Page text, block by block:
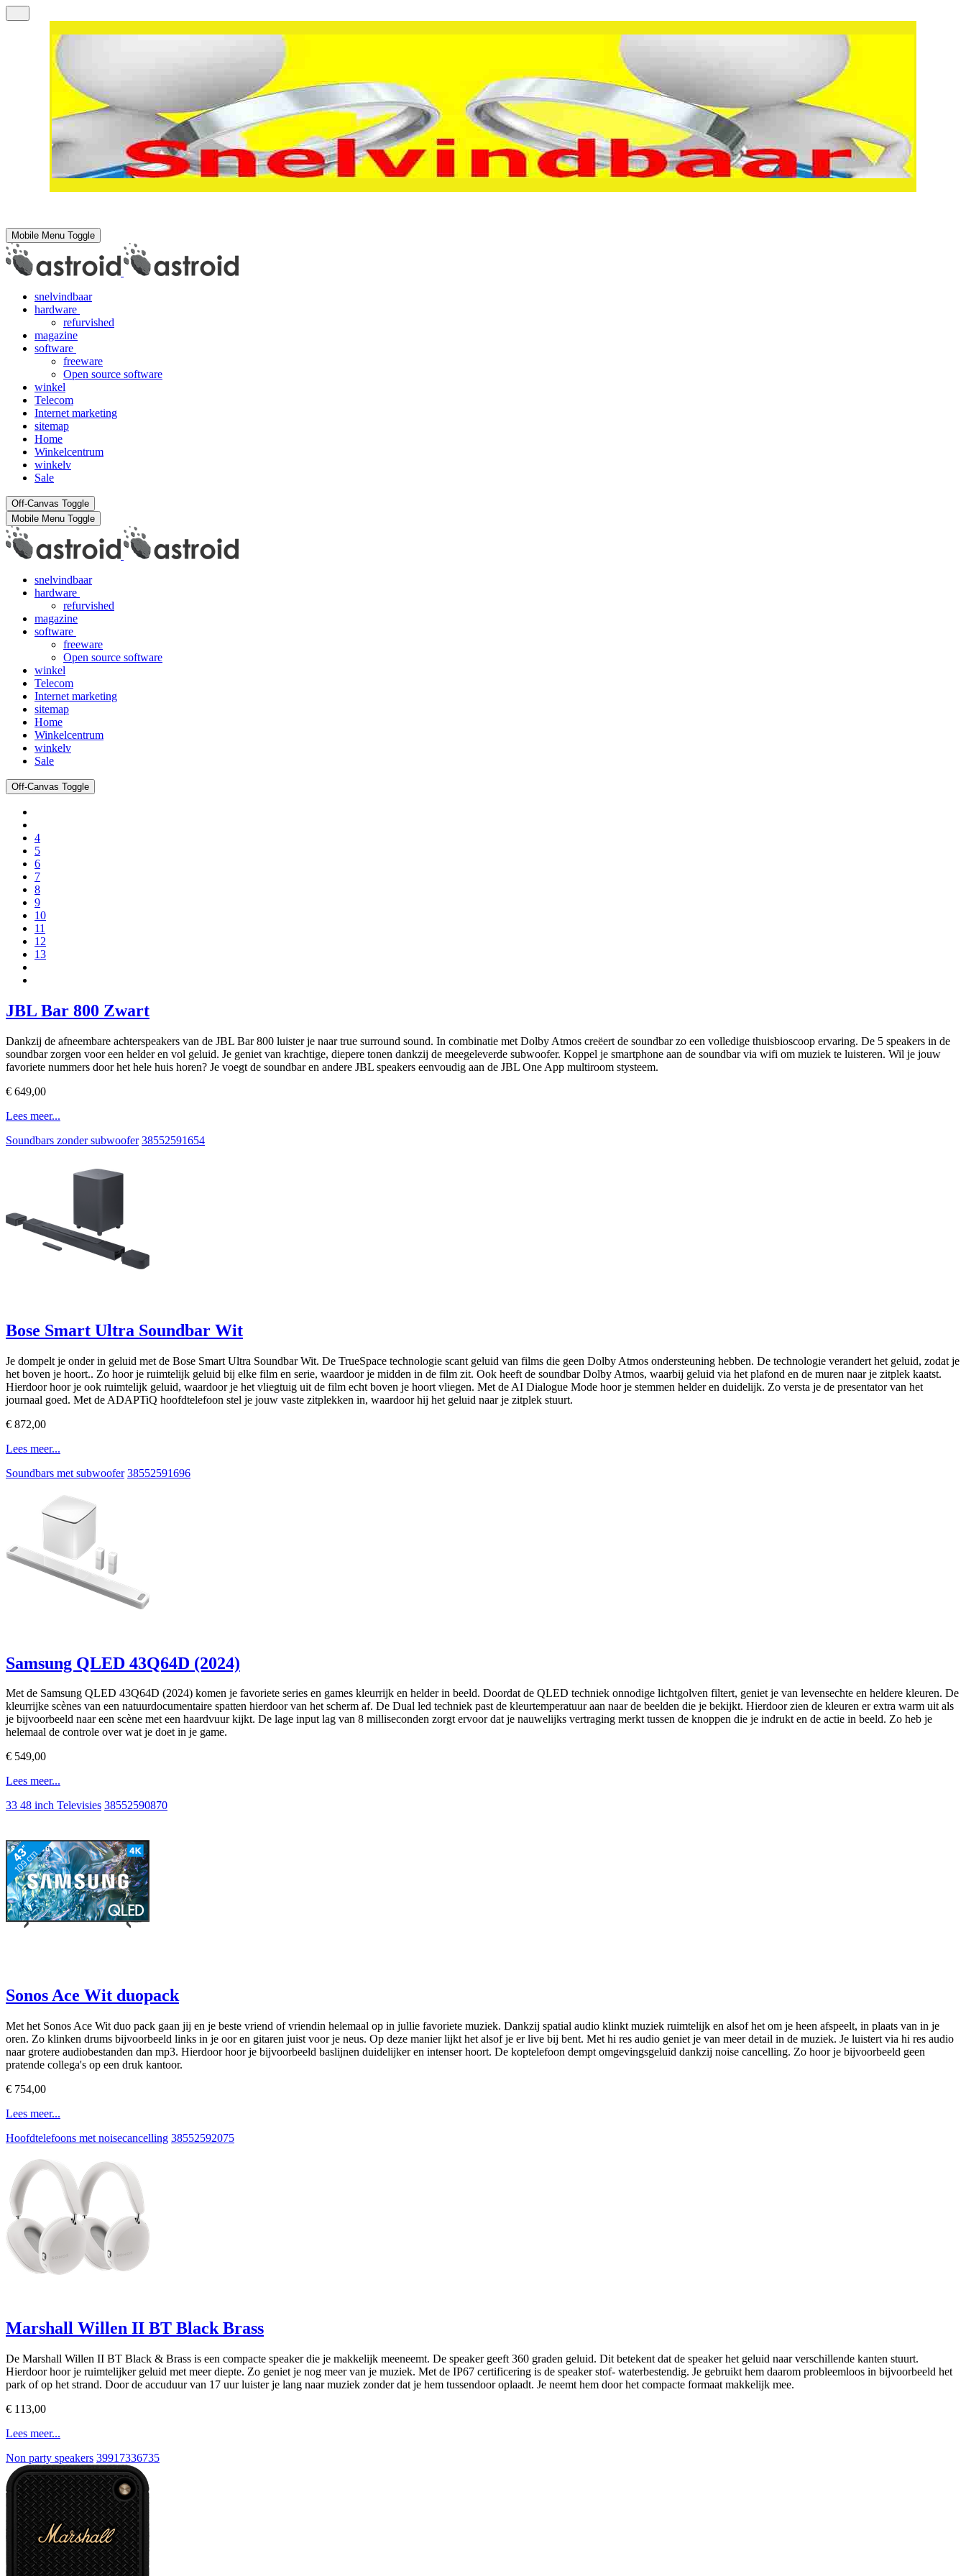
Mobile Menu Toggle
snelvindbaar
hardware
refurvished
magazine
software
freeware
Open source software
winkel
Telecom
Internet marketing
sitemap
Home
Winkelcentrum
winkelv
Sale
Off-Canvas Toggle
Mobile Menu Toggle
snelvindbaar
hardware
refurvished
magazine
software
freeware
Open source software
winkel
Telecom
Internet marketing
sitemap
Home
Winkelcentrum
winkelv
Sale
Off-Canvas Toggle
4
5
6
7
8
9
10
11
12
13
JBL Bar 800 Zwart
Dankzij de afneembare achterspeakers van de JBL Bar 800 luister je naar true surround sound. In combinatie met Dolby Atmos creëert de soundbar zo een volledige thuisbioscoop ervaring. De 5 speakers in de
soundbar zorgen voor een helder en vol geluid. Je geniet van krachtige, diepere tonen dankzij de meegeleverde subwoofer. Koppel je smartphone aan de soundbar via wifi om muziek te luisteren. Wil je jouw
favoriete nummers door het hele huis horen? Je voegt de soundbar en andere JBL speakers eenvoudig aan de JBL One App multiroom stysteem.
€ 649,00
Lees meer...
Soundbars zonder subwoofer 38552591654
Bose Smart Ultra Soundbar Wit
Je dompelt je onder in geluid met de Bose Smart Ultra Soundbar Wit. De TrueSpace technologie scant geluid van films die geen Dolby Atmos ondersteuning hebben. De technologie verandert het geluid, zodat je
het boven je hoort.. Zo hoor je ruimtelijk geluid bij elke film en serie, waardoor je midden in de film zit. Ook heeft de soundbar Dolby Atmos, waarbij geluid via het plafond en de muren naar je zitplek kaatst.
Hierdoor hoor je ook ruimtelijk geluid, waardoor je het vliegtuig uit de film echt boven je hoort vliegen. Met de AI Dialogue Mode hoor je stemmen helder en duidelijk. Zo versta je de presentator van het
journaal goed. Met de ADAPTiQ hoofdtelefoon stel je jouw vaste zitplekken in, waardoor hij het geluid naar je zitplek stuurt.
€ 872,00
Lees meer...
Soundbars met subwoofer 38552591696
Samsung QLED 43Q64D (2024)
Met de Samsung QLED 43Q64D (2024) komen je favoriete series en games kleurrijk en helder in beeld. Doordat de QLED techniek onnodige lichtgolven filtert, geniet je van levensechte en heldere kleuren. De
kleurrijke scènes van een natuurdocumentaire spatten hierdoor van het scherm af. De Dual led techniek past de kleurtemperatuur aan naar de beelden die je bekijkt. Hierdoor zien de kleuren er extra warm uit als
je bijvoorbeeld naar een scène met een haardvuur kijkt. De lage input lag van 8 milliseconden zorgt ervoor dat je nauwelijks vertraging merkt tussen de knoppen die je indrukt en de actie in beeld. Zo heb je
helemaal de controle over wat je doet in je game.
€ 549,00
Lees meer...
33 48 inch Televisies 38552590870
Sonos Ace Wit duopack
Met het Sonos Ace Wit duo pack gaan jij en je beste vriend of vriendin helemaal op in jullie favoriete muziek. Dankzij spatial audio klinkt muziek ruimtelijk en alsof het om je heen afspeelt, in plaats van in je
oren. Zo klinken drums bijvoorbeeld links in je oor en gitaren juist voor je neus. Op deze manier lijkt het alsof je er live bij bent. Met hi res audio geniet je van meer detail in de muziek. Je luistert via hi res audio
naar grotere audiobestanden dan mp3. Hierdoor hoor je bijvoorbeeld baslijnen duidelijker en intenser hoort. De koptelefoon dempt omgevingsgeluid dankzij noise cancelling. Zo hoor je bijvoorbeeld geen
pratende collega's op een druk kantoor.
€ 754,00
Lees meer...
Hoofdtelefoons met noisecancelling 38552592075
Marshall Willen II BT Black Brass
De Marshall Willen II BT Black & Brass is een compacte speaker die je makkelijk meeneemt. De speaker geeft 360 graden geluid. Dit betekent dat de speaker het geluid naar verschillende kanten stuurt.
Hierdoor hoor je ruimtelijker geluid met meer diepte. Zo geniet je nog meer van je muziek. Met de IP67 certificering is de speaker stof- waterbestendig. Je gebruikt hem daarom probleemloos in bijvoorbeeld het
park of op het strand. Door de accuduur van 17 uur luister je lang naar muziek zonder dat je hem tussendoor oplaadt. Je neemt hem door het compacte formaat makkelijk mee.
€ 113,00
Lees meer...
Non party speakers 39917336735